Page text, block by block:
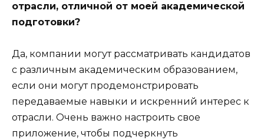
отрасли, отличной от моей академической
подготовки?
Да, компании могут рассматривать кандидатов
с различным академическим образованием,
если они могут продемонстрировать
передаваемые навыки и искренний интерес к
отрасли. Очень важно настроить свое
приложение, чтобы подчеркнуть